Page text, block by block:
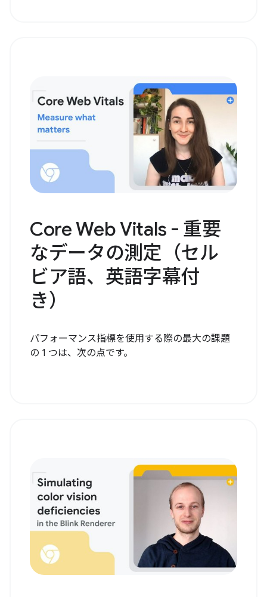
Core Web Vitals - 重要
なデータの測定（セル
ビア語、英語字幕付
き）
パフォーマンス指標を使用する際の最大の課題
の 1 つは、次の点です。